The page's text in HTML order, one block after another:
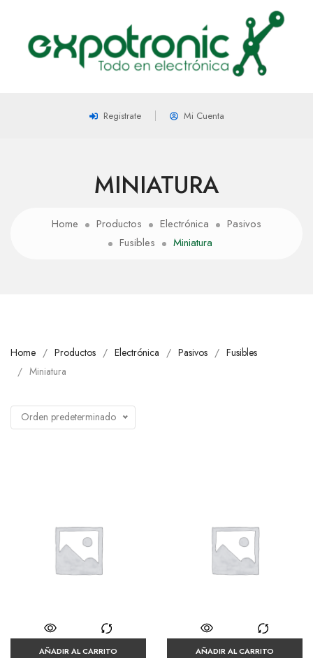
Registrate Mi Cuenta
MINIATURA
Home Productos Electrónica
Pasivos
Fusibles
Miniatura
Home Productos Electrónica Pasivos
Fusibles
Miniatura
Orden predeterminado
AÑADIR AL CARRITO AÑADIR AL CARRITO